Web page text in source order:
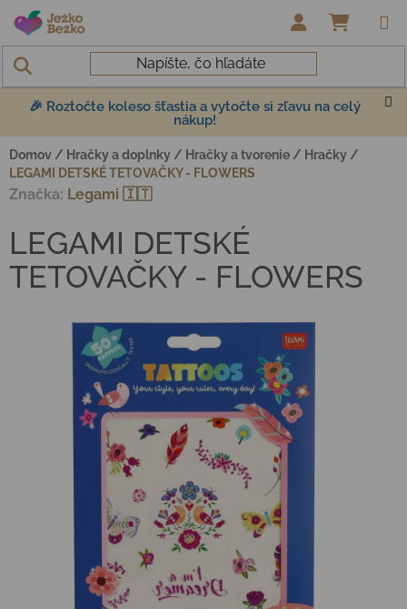
Prejsť na obsah
🎉 Roztočte koleso šťastia a vytočte si zľavu na celý
nákup!
Domov / Hračky a doplnky / Hračky a tvorenie / Hračky /
LEGAMI DETSKÉ TETOVAČKY - FLOWERS
LEGAMI DETSKÉ
TETOVAČKY - FLOWERS
Značka: Legami 🇮🇹